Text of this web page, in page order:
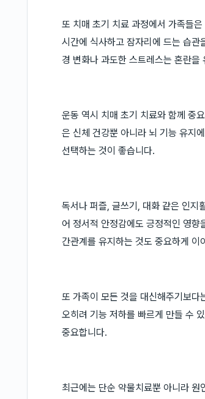
또 치매 초기 치료 과정에서 가족들
시간에 식사하고 잠자리에 드는 습
경 변화나 과도한 스트레스는 혼란
운동 역시 치매 초기 치료와 함께 중
은 신체 건강뿐 아니라 뇌 기능 유지
선택하는 것이 좋습니다.
독서나 퍼즐, 글쓰기, 대화 같은 인지
어 정서적 안정감에도 긍정적인 영향
간관계를 유지하는 것도 중요하게 이
또 가족이 모든 것을 대신해주기보
오히려 기능 저하를 빠르게 만들 수
중요합니다.
최근에는 단순 약물치료뿐 아니라